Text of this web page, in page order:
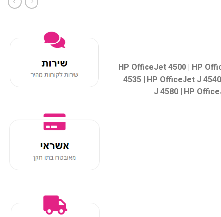
HP OfficeJet 4500 | HP
4535 | HP OfficeJet J
J 4580 | HP